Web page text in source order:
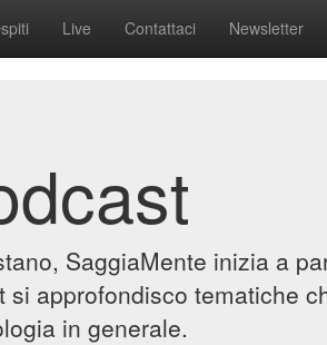
Live Contattaci Newsletter
SaggiaMente inizia a
si approfondisco tematiche
in generale.